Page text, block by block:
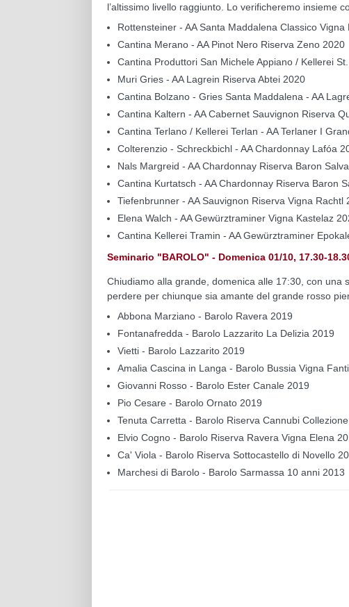
l’altissimo livello raggiunto. Lo verificheremo insieme
Rottensteiner - AA Santa Maddalena Classico
Cantina Merano - AA Pinot Nero Riserva Zeno 2020
Cantina Produttori San Michele Appiano / Kellerei
Muri Gries - AA Lagrein Riserva Abtei 2020
Cantina Bolzano - Gries Santa Maddalena - AA
Cantina Kaltern - AA Cabernet Sauvignon Riserva
Cantina Terlano / Kellerei Terlan - AA Terlaner I
Colterenzio - Schreckbichl - AA Chardonnay Lafóa
Nals Margreid - AA Chardonnay Riserva Baron
Cantina Kurtatsch - AA Chardonnay Riserva Baron
Tiefenbrunner - AA Sauvignon Riserva Vigna Rachtl
Elena Walch - AA Gewürztraminer Vigna Kastelaz
Cantina Kellerei Tramin - AA Gewürztraminer
Seminario "BAROLO" - Domenica 01/10, 17.30-
Chiudiamo alla grande, domenica alle 17:30, con una
perdere per chiunque sia amante del grande rosso
Abbona Marziano - Barolo Ravera 2019
Fontanafredda - Barolo Lazzarito La Delizia 2019
Vietti - Barolo Lazzarito 2019
Amalia Cascina in Langa - Barolo Bussia Vigna
Giovanni Rosso - Barolo Ester Canale 2019
Pio Cesare - Barolo Ornato 2019
Tenuta Carretta - Barolo Riserva Cannubi
Elvio Cogno - Barolo Riserva Ravera Vigna Elena
Ca' Viola - Barolo Riserva Sottocastello di Novello
Marchesi di Barolo - Barolo Sarmassa 10 anni 2013